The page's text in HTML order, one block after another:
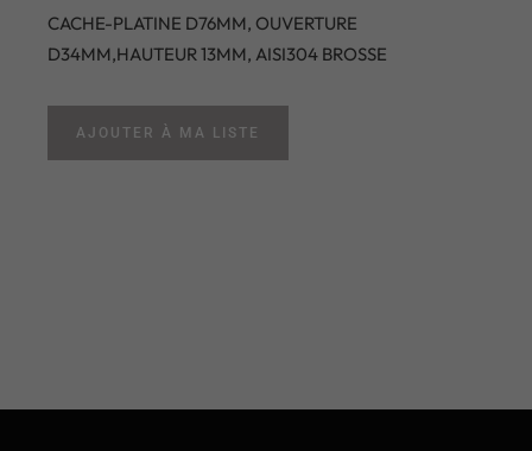
CACHE-PLATINE D76MM, OUVERTURE
D34MM,HAUTEUR 13MM, AISI304 BROSSE
AJOUTER À MA LISTE